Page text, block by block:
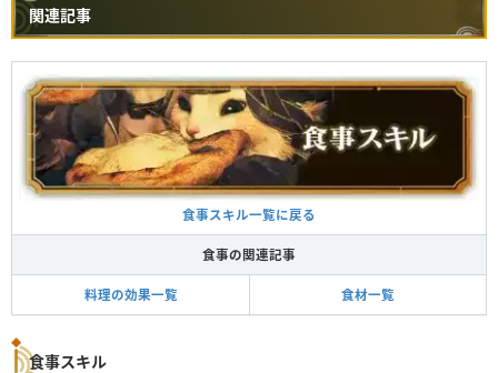
関連記事
食事スキル一覧に戻る
食事の関連記事
料理の効果一覧 食材一覧
食事スキル